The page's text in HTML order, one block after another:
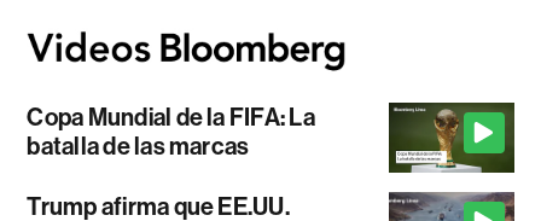
Copa Mundial de la FIFA: La
batalla de las marcas
Trump afirma que EE.UU.